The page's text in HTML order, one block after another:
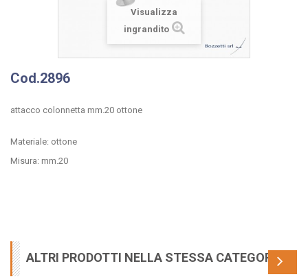
Visualizza
ingrandito
Cod.2896
attacco colonnetta mm.20 ottone
Materiale: ottone
Misura: mm.20
ALTRI PRODOTTI NELLA STESSA CATEGORIA